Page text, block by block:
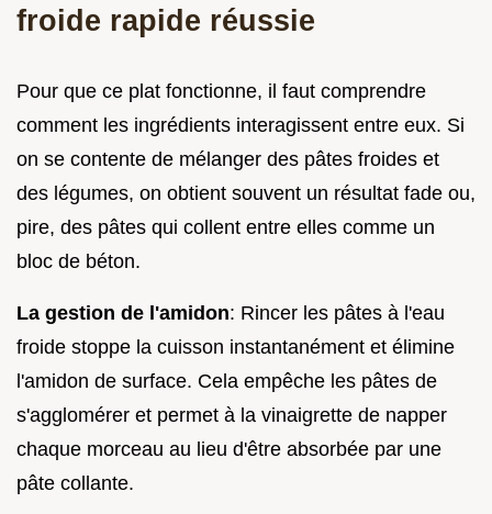
froide rapide réussie
Pour que ce plat fonctionne, il faut comprendre
comment les ingrédients interagissent entre eux. Si
on se contente de mélanger des pâtes froides et
des légumes, on obtient souvent un résultat fade ou,
pire, des pâtes qui collent entre elles comme un
bloc de béton.
La gestion de l'amidon: Rincer les pâtes à l'eau
froide stoppe la cuisson instantanément et élimine
l'amidon de surface. Cela empêche les pâtes de
s'agglomérer et permet à la vinaigrette de napper
chaque morceau au lieu d'être absorbée par une
pâte collante.